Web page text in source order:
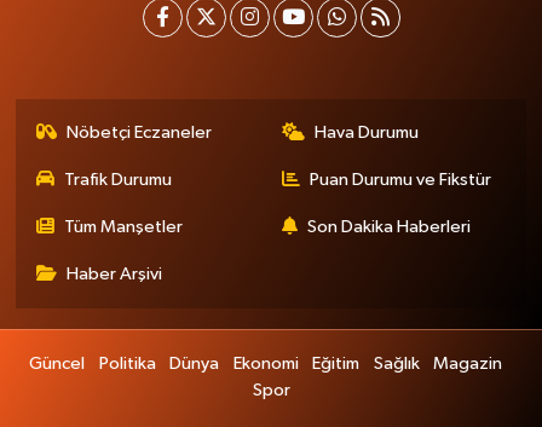
Nöbetçi Eczaneler Hava Durumu
Trafik Durumu Puan Durumu ve Fikstür
Tüm Manşetler Son Dakika Haberleri
Haber Arşivi
Güncel Politika Dünya Ekonomi Eğitim Sağlık
Magazin
Spor